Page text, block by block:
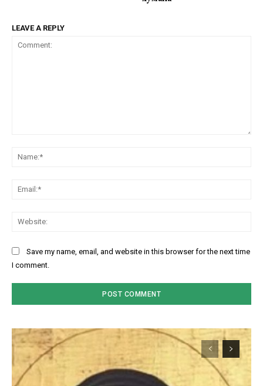
LEAVE A REPLY
Save my name, email, and website in this browser for the next time
I comment.